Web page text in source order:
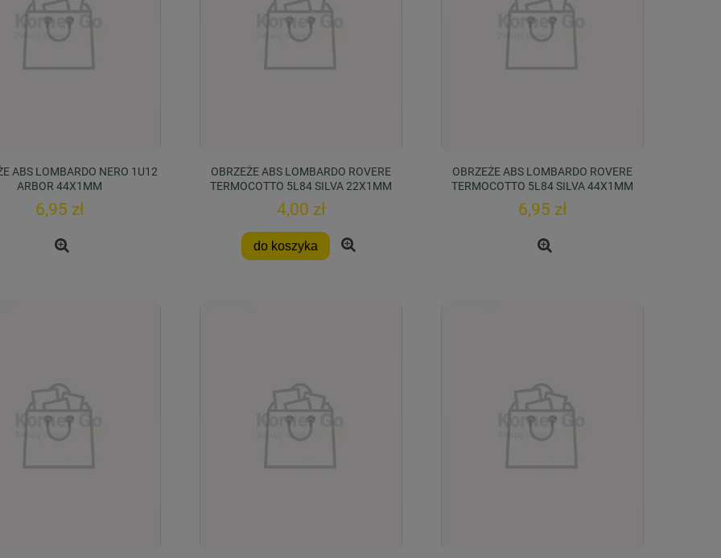
ABS LOMBARDO NERO 1U12
ARBOR 44X1MM
6,95 zł
OBRZEŻE ABS LOMBARDO ROVERE
TERMOCOTTO 5L84 SILVA 22X1MM
4,00 zł
do koszyka
OBRZEŻE ABS LOMBARDO ROVERE
TERMOCOTTO 5L84 SILVA 44X1MM
6,95 zł